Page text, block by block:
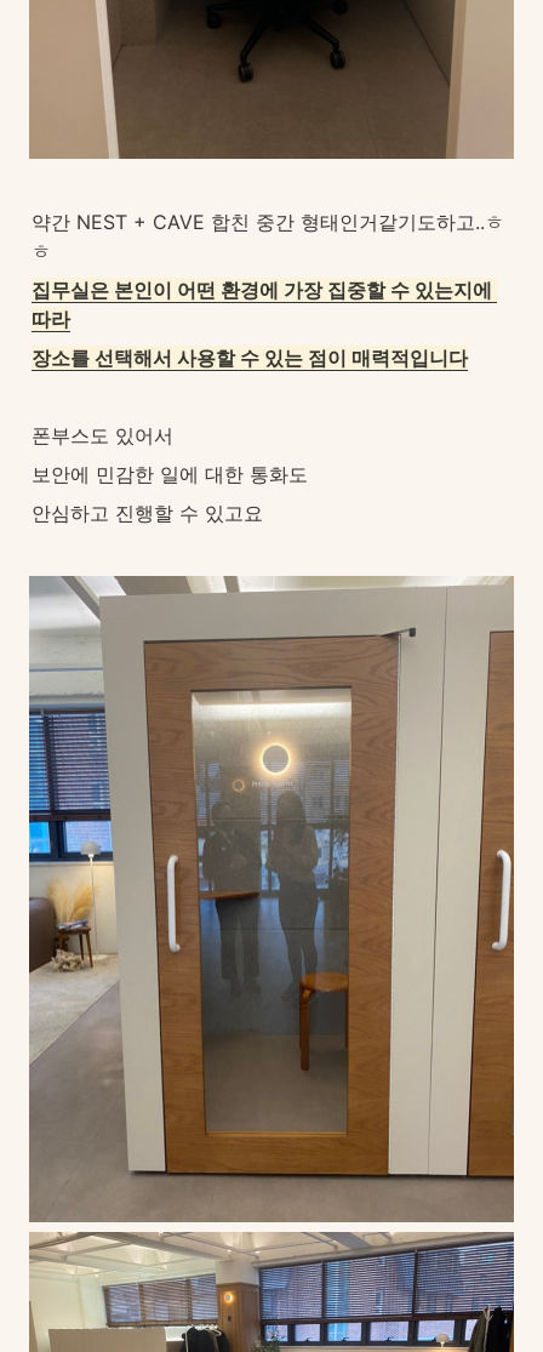
약간 NEST + CAVE 합친 중간 형태인거같기도하고..ㅎ
ㅎ
집무실은 본인이 어떤 환경에 가장 집중할 수 있는지에
따라
장소를 선택해서 사용할 수 있는 점이 매력적입니다
폰부스도 있어서
보안에 민감한 일에 대한 통화도
안심하고 진행할 수 있고요